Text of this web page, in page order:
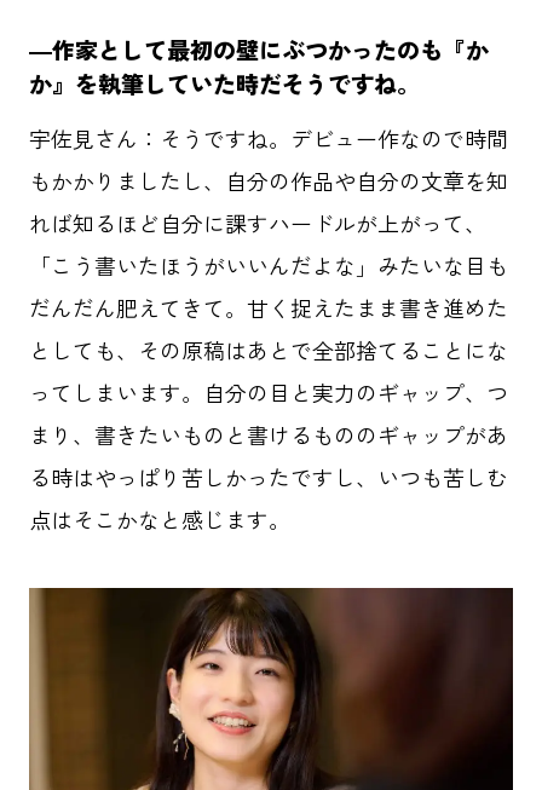
―作家として最初の壁にぶつかったのも『か
か』を執筆していた時だそうですね。
宇佐見さん：そうですね。デビュー作なので時間
もかかりましたし、自分の作品や自分の文章を知
れば知るほど自分に課すハードルが上がって、
「こう書いたほうがいいんだよな」みたいな目も
だんだん肥えてきて。甘く捉えたまま書き進めた
としても、その原稿はあとで全部捨てることにな
ってしまいます。自分の目と実力のギャップ、つ
まり、書きたいものと書けるもののギャップがあ
る時はやっぱり苦しかったですし、いつも苦しむ
点はそこかなと感じます。